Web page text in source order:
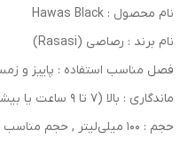
نام محصول : Hawas Black
نام برند : رصاصی (Rasasi)
فصل مناسب استفاده : پاییز و
ماندگاری : بالا (7 تا 9 ساعت یا بیشتر)
حجم : 100 میلی‌لیتر , حجم مناسب و استاندارد